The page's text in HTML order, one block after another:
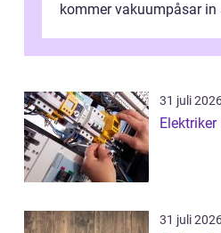
kommer vakuumpåsar in
31 juli
31 juli